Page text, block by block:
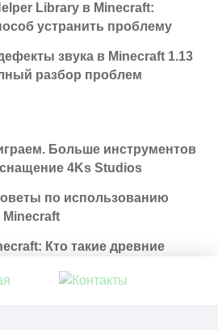
Library в Minecraft:
устранить проблему
звука в Minecraft 1.13
разбор проблем
Больше инструментов
4Ks Studios
по использованию
Кто такие древние